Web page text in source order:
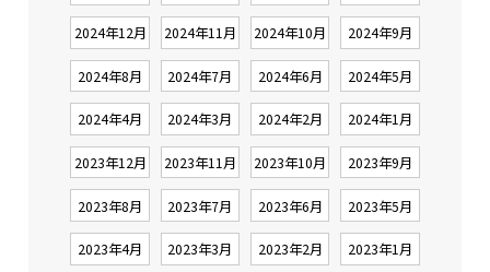
2024年12月 2024年11月 2024年10月 2024年9月
2024年8月 2024年7月 2024年6月 2024年5月
2024年4月 2024年3月 2024年2月 2024年1月
2023年12月 2023年11月 2023年10月 2023年9月
2023年8月 2023年7月 2023年6月 2023年5月
2023年4月 2023年3月 2023年2月 2023年1月